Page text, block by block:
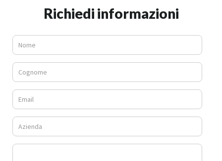
Richiedi informazioni